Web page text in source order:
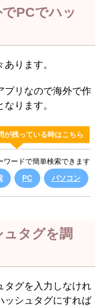
PCでハッ
ります。
プリなので海外で作
ります。
が残っている時はこちら
ワードで簡単検索できます
PC パソコン
タグを調
タグを入力しなけれ
ッシュタグにすれば